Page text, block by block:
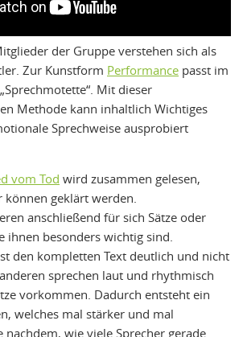
der Gruppe verstehen sich als
Zur Kunstform Performance passt im
Mit dieser
Methode kann inhaltlich Wichtiges
Sprechweise ausprobiert
vom Tod wird zusammen gelesen,
geklärt werden.
anschließend für sich Sätze oder
ihnen besonders wichtig sind.
den kompletten Text deutlich und nicht
sprechen laut und rhythmisch
vorkommen. Dadurch entsteht ein
welches mal stärker und mal
nachdem, wie viele Sprecher gerade